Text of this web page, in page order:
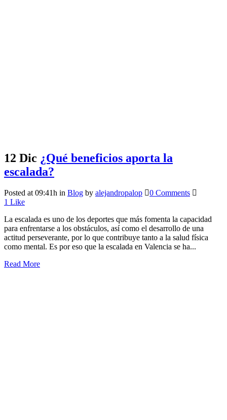
12 Dic ¿Qué beneficios aporta la
escalada?
Posted at 09:41h in Blog by alejandropalop
0 Comments
1 Like
La escalada es uno de los deportes que más fomenta la capacidad
para enfrentarse a los obstáculos, así como el desarrollo de una
actitud perseverante, por lo que contribuye tanto a la salud física
como mental. Es por eso que la escalada en Valencia se ha...
Read More